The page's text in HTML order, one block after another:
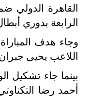
القاهرة الدولي
الرابعة بدوري
وجاء هدف
اللاعب يحيى جبران
بينما جاء تشكيل
أحمد رضا